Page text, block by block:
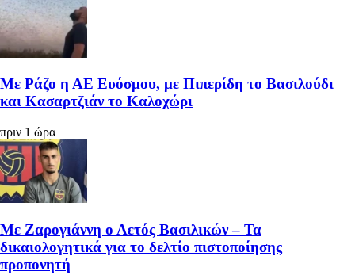
Με Ράζο η ΑΕ Ευόσμου, με Πιπερίδη το Βασιλούδι
και Κασαρτζιάν το Καλοχώρι
πριν 1 ώρα
Με Ζαρογιάννη ο Αετός Βασιλικών – Τα
δικαιολογητικά για το δελτίο πιστοποίησης
προπονητή